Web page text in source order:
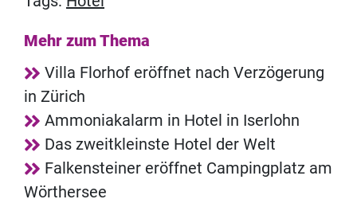
Mehr zum Thema
Villa Florhof eröffnet nach Verzögerung
in Zürich
Ammoniakalarm in Hotel in Iserlohn
Das zweitkleinste Hotel der Welt
Falkensteiner eröffnet Campingplatz am
Wörthersee